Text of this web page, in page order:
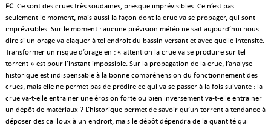
FC. Ce sont des crues très soudaines, presque imprévisibles. Ce n’est pas
seulement le moment, mais aussi la façon dont la crue va se propager, qui sont
imprévisibles. Sur le moment : aucune prévision météo ne sait aujourd’hui nous
dire si un orage va claquer à tel endroit du bassin versant et avec quelle intensité.
Transformer un risque d’orage en : « attention la crue va se produire sur tel
torrent » est pour l’instant impossible. Sur la propagation de la crue, l’analyse
historique est indispensable à la bonne compréhension du fonctionnement des
crues, mais elle ne permet pas de prédire ce qui va se passer à la fois suivante : la
crue va-t-elle entrainer une érosion forte ou bien inversement va-t-elle entrainer
un dépôt de matériaux ? L’historique permet de savoir qu’un torrent a tendance à
déposer des cailloux à un endroit, mais le dépôt dépendra de la quantité qui